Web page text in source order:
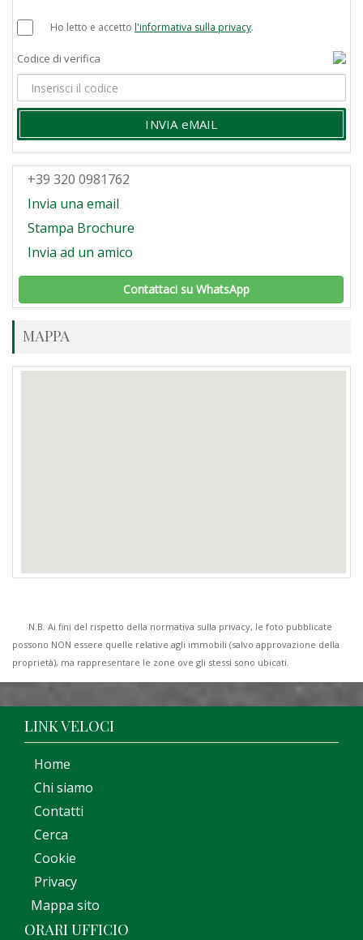
Ho letto e accetto l'informativa sulla privacy.
Codice di verifica
INVIA eMAIL
+39 320 0981762
Invia una email
Stampa Brochure
Invia ad un amico
Contattaci su WhatsApp
MAPPA
N.B. Ai fini del rispetto della normativa sulla privacy, le foto pubblicate
possono NON essere quelle relative agli immobili (salvo approvazione della
proprietà), ma rappresentare le zone ove gli stessi sono ubicati.
LINK VELOCI
Home
Chi siamo
Contatti
Cerca
Cookie
Privacy
Mappa sito
ORARI UFFICIO